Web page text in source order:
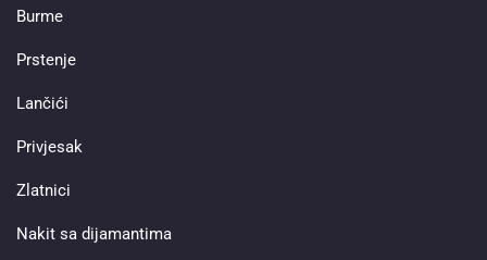
Burme
Prstenje
Lančići
Privjesak
Zlatnici
Nakit sa dijamantima